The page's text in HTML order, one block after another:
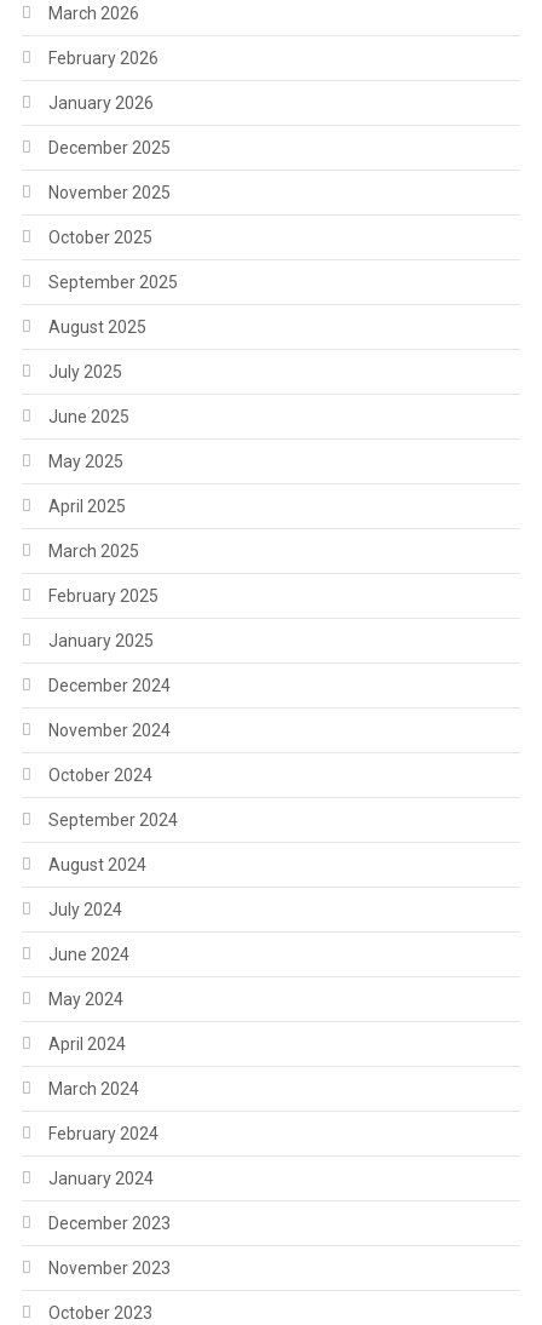
March 2026
February 2026
January 2026
December 2025
November 2025
October 2025
September 2025
August 2025
July 2025
June 2025
May 2025
April 2025
March 2025
February 2025
January 2025
December 2024
November 2024
October 2024
September 2024
August 2024
July 2024
June 2024
May 2024
April 2024
March 2024
February 2024
January 2024
December 2023
November 2023
October 2023